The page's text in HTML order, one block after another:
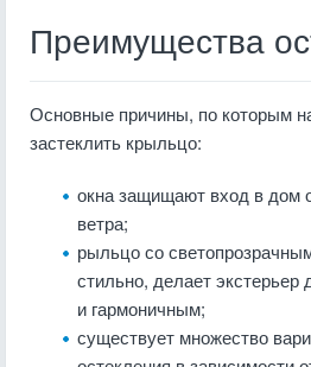
Преимущества
Основные причины, по которым
застеклить крыльцо:
окна защищают вход в дом
ветра;
рыльцо со
стильно, делает
и гармоничным;
существует множество